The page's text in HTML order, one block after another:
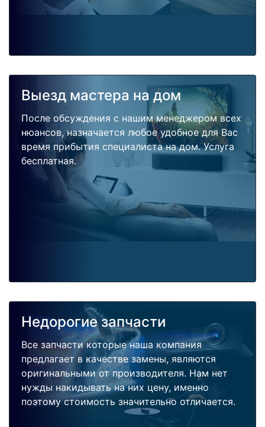
Выезд мастера на дом
После обсуждения с нашим менеджером всех
нюансов, назначается любое удобное для Вас
время прибытия специалиста на дом. Услуга
бесплатная.
Недорогие запчасти
Все запчасти которые наша компания
предлагает в качестве замены, являются
оригинальными от производителя. Нам нет
нужды накидывать на них цену, именно
поэтому стоимость значительно отличается.